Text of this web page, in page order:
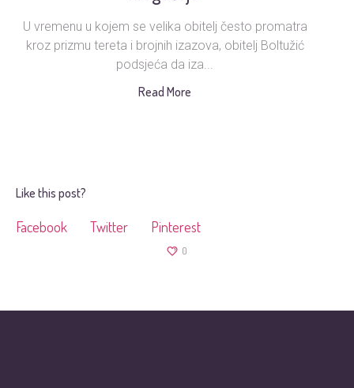
U vremenu u kojem se velika obitelj često promatra
kroz prizmu tereta i brojnih izazova, obitelj Boltužić
podsjeća da iza...
Read More
Like this post?
Facebook Twitter Pinterest
0